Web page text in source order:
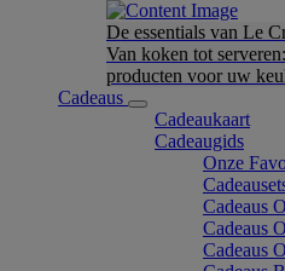
De essentials van Le
Van koken tot
producten voor uw
Cadeaus
Cadeaukaart
Cadeaugids
Onze
Cadeaus
Cadeaus
Cadeaus